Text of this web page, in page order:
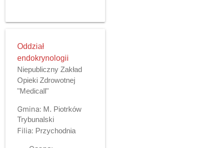
Oddział
endokrynologii
Niepubliczny Zakład
Opieki Zdrowotnej
"Medicall"
Gmina: M. Piotrków
Trybunalski
Filia: Przychodnia